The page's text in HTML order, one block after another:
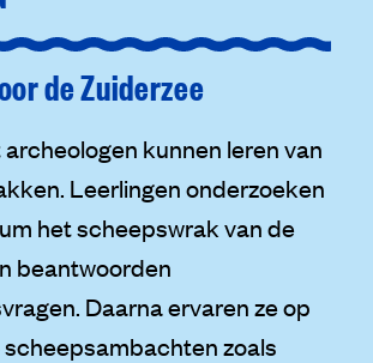
de Zuiderzee
kunnen leren van
Leerlingen onderzoeken
het scheepswrak van de
beantwoorden
Daarna ervaren ze op
zoals